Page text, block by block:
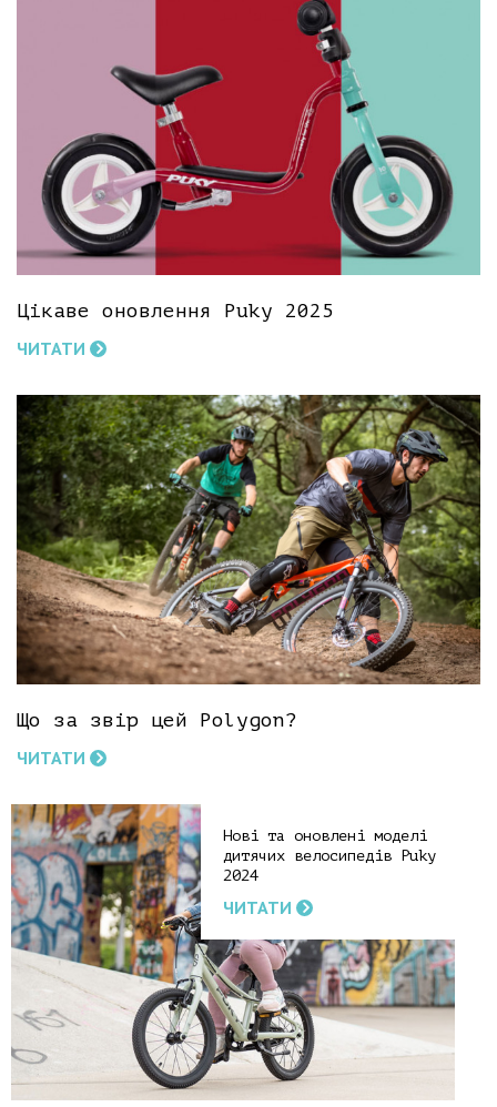
Цікаве оновлення Puky 2025
ЧИТАТИ
Що за звір цей Polygon?
ЧИТАТИ
Нові та оновлені моделі
дитячих велосипедів Puky
2024
ЧИТАТИ